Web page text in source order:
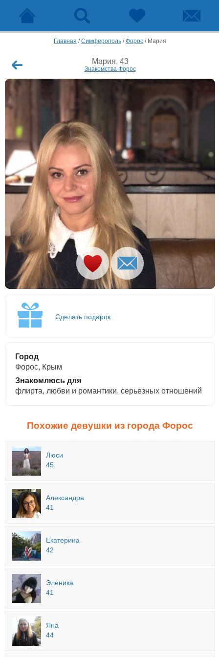
Главная /Симферополь /Форос / Мария
Мария, 43
Знакомства Форос
Сделать подарок
Город
Форос, Крым
Знакомлюсь для
флирта, любви и романтики, cерьезных отношений
Похожие девушки из города Форос
Люси
45
Александра
41
Екатерина
42
Эленика
41
Яна
44